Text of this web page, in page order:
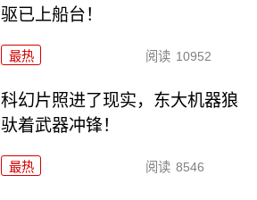
驱已上船台！
最热 阅读 10952
科幻片照进了现实，东大机器狼
驮着武器冲锋！
最热 阅读 8546